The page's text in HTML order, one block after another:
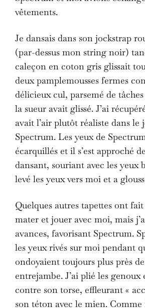
vêtements.
Je dansais dans son jockstrap
(par-dessus mon string noir)
caleçon en coton gris glissait
deux pamplemousses fermes
délicieux cul, parsemé de
la sueur avait glissé. J’ai
avait l’air plutôt réaliste dans le
Spectrum. Les yeux de
écarquillés et il s’est approché
dansant, souriant avec les yeux
levé les yeux vers moi et a
Quelques autres tapettes ont
mater et jouer avec moi, mais
avances, favorisant Spectrum.
les yeux rivés sur moi pendant
ondoyaient toujours plus près
entrejambe. J’ai plié les genoux
contre son torse, effleurant «
son téton avec le mien.